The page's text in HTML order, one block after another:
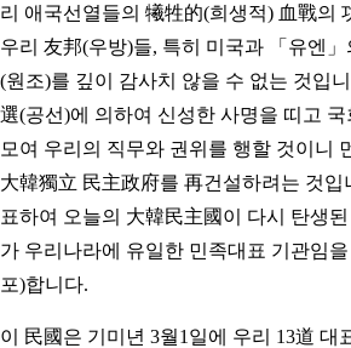
리 애국선열들의 犧牲的(희생적) 血戰의
우리 友邦(우방)들, 특히 미국과 「유엔
(원조)를 깊이 감사치 않을 수 없는 것입
選(공선)에 의하여 신성한 사명을 띠고 국
모여 우리의 직무와 권위를 행할 것이니
大韓獨立 民主政府를 再건설하려는 것입
표하여 오늘의 大韓民主國이 다시 탄생
가 우리나라에 유일한 민족대표 기관임
포)합니다.
이 民國은 기미년 3월1일에 우리 13道 대